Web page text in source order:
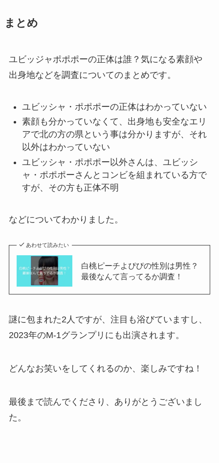
まとめ
ユビッジャポポポーの正体は誰？気になる素顔や
出身地などを調査についてのまとめです。
ユビッシャ・ポポポーの正体はわかっていない
素顔も分かっていなくて、出身地も安全なエリ
アで北の方の県という事は分かりますが、それ
以外はわかっていない
ユビッシャ・ポポポー以外さんは、ユビッシ
ャ・ポポポーさんとコンビを組まれている方で
すが、その方も正体不明
などについてわかりました。
あわせて読みたい
白桃ピーチよぴぴの性別は男性？
最後なんて言ってるか調査！
謎に包まれた2人ですが、注目も浴びていますし、
2023年のM-1グランプリにも出演されます。
どんなお笑いをしてくれるのか、楽しみですね！
最後まで読んでくださり、ありがとうございまし
た。